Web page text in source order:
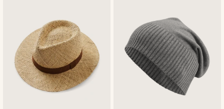
Niedrigster Preis
Höchster Preis